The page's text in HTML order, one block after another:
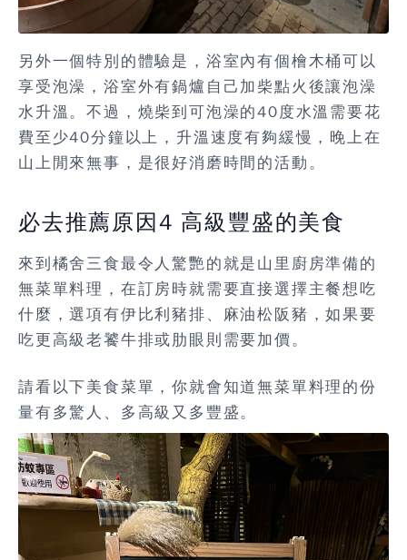
另外一個特別的體驗是，浴室內有個檜木桶可以
享受泡澡，浴室外有鍋爐自己加柴點火後讓泡澡
水升溫。不過，燒柴到可泡澡的40度水溫需要花
費至少40分鐘以上，升溫速度有夠緩慢，晚上在
山上閒來無事，是很好消磨時間的活動。
必去推薦原因4 高級豐盛的美食
來到橘舍三食最令人驚艷的就是山里廚房準備的
無菜單料理，在訂房時就需要直接選擇主餐想吃
什麼，選項有伊比利豬排、麻油松阪豬，如果要
吃更高級老饕牛排或肋眼則需要加價。
請看以下美食菜單，你就會知道無菜單料理的份
量有多驚人、多高級又多豐盛。